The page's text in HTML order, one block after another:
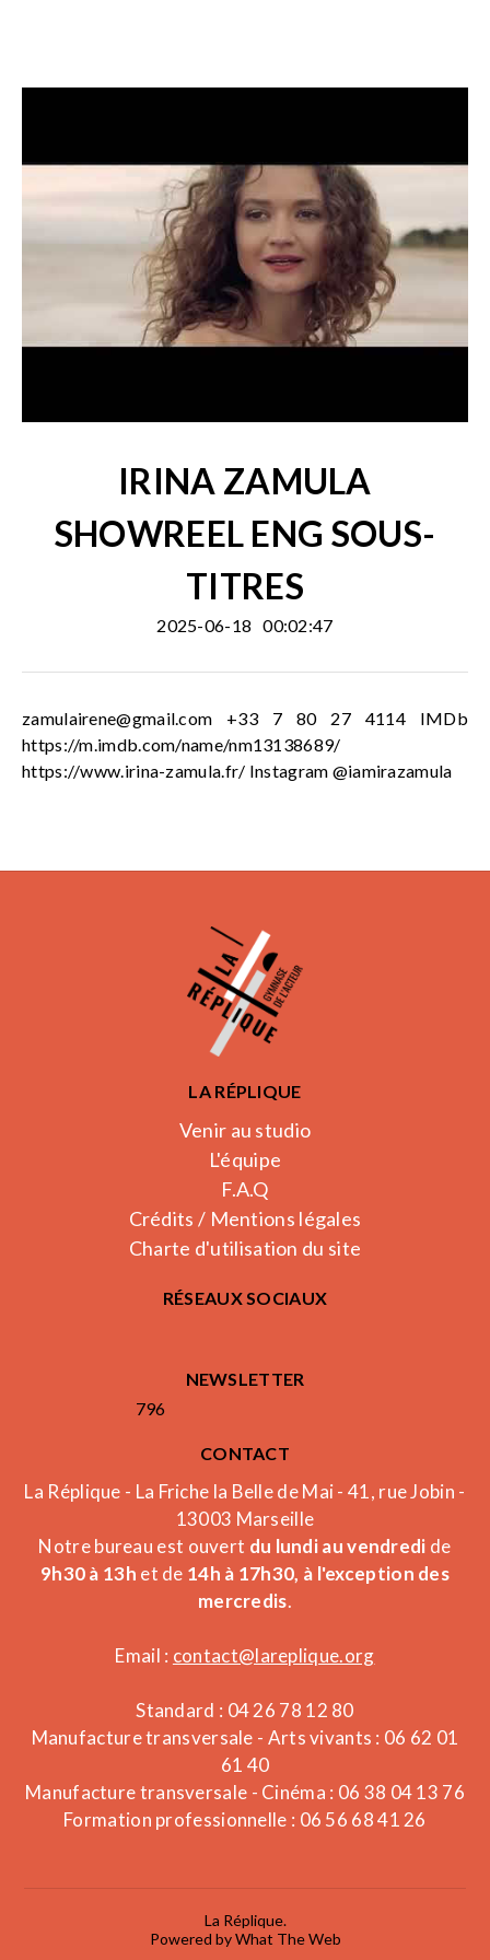
IRINA ZAMULA
SHOWREEL ENG SOUS-
TITRES
2025-06-18 00:02:47
zamulairene@gmail.com +33 7 80 27 4114 IMDb
https://m.imdb.com/name/nm13138689/
https://www.irina-zamula.fr/ Instagram @iamirazamula
LA RÉPLIQUE
Venir au studio
L'équipe
F.A.Q
Crédits / Mentions légales
Charte d'utilisation du site
RÉSEAUX SOCIAUX
NEWSLETTER
796
CONTACT
La Réplique - La Friche la Belle de Mai - 41, rue Jobin -
13003 Marseille
Notre bureau est ouvert du lundi au vendredi de
9h30 à 13h et de 14h à 17h30, à l'exception des
mercredis.
Email : contact@lareplique.org
Standard : 04 26 78 12 80
Manufacture transversale - Arts vivants : 06 62 01
61 40
Manufacture transversale - Cinéma : 06 38 04 13 76
Formation professionnelle : 06 56 68 41 26
La Réplique.
Powered by What The Web